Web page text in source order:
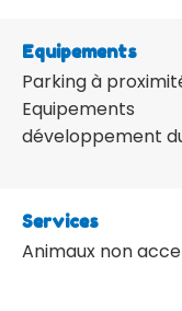
Equipements
Parking à
Equipements
développement
Services
Animaux non